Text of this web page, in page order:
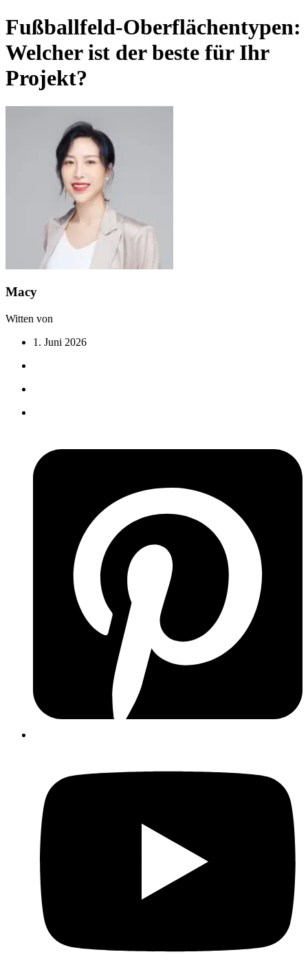
Fußballfeld-Oberflächentypen:
Welcher ist der beste für Ihr
Projekt?
Macy
Witten von
1. Juni 2026